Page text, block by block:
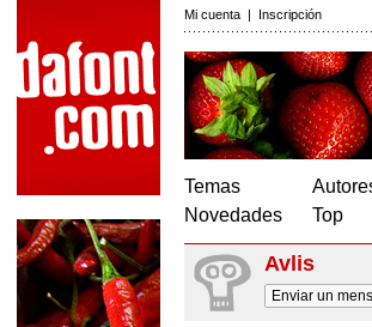
Mi cuenta | Inscripción
Temas
Novedades
Top
Avlis
Enviar un